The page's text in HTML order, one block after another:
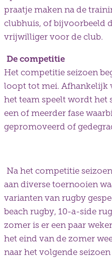
praatje maken na de
clubhuis, of bijvoorbeeld
vrijwilliger voor de club.
De competitie
Het competitie seizoen
loopt tot mei. Afhankelijk
het team speelt wordt het
een of meerder fase
gepromoveerd of
Na het competitie
aan diverse toernooien
varianten van rugby
beach rugby, 10-a-side
zomer is er een paar
het eind van de zomer
naar het volgende